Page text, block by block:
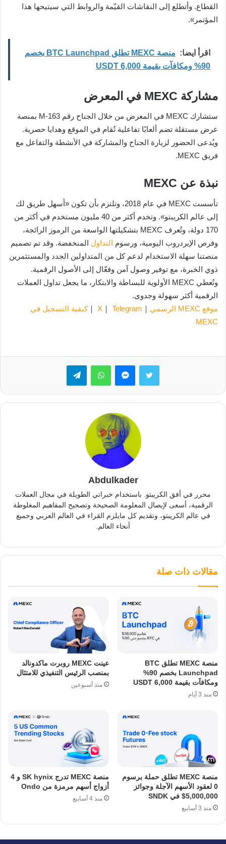
القطاع. وأتطلع إلى النقاشات القيّمة والروابط التي سيتيحها هذا
المؤتمر».
اقرأ ايضا:
منصة MEXC تطلق BTC Launchpad بخصم
90% ومكافآت بقيمة 6,000 USDT
مشاركة MEXC في المعرض
ستشارك MEXC في المعرض من خلال الجناح رقم M-163 بمنصة
عرض مستقلة تضم ألعابًا تفاعلية تُقام في الموقع وهدايا حصرية.
ويُدعى الحضور لزيارة الجناح والمشاركة في الأنشطة والتفاعل مع
فريق MEXC.
نبذة عن MEXC
تأسست MEXC في عام 2018، وتلتزم بأن تكون «أسهل طريق لك
إلى عالم الكريبتو». وتخدم أكثر من 40 مليون مستخدم في أكثر من
170 دولة، وتُعرف MEXC بتشكيلتها الواسعة من الرموز الرائجة،
وفرص الإيردروب اليومية، ورسوم التداول المنخفضة. وقد تم تصميم
منصتنا سهلة الاستخدام لدعم كل من المتداولين الجدد والمستثمرين
ذوي الخبرة، مع توفير وصول آمن وفعّال إلى الأصول الرقمية.
وتُعطي MEXC الأولوية للبساطة والابتكار، ما يجعل تداول العملات
الرقمية أكثر سهولة وجدوى.
موقع MEXC الرسمي
｜
X ｜ Telegram
｜كيفية التسجيل في
MEXC
تويتر ماسنجرواتساب تيلقرام
Abdulkader
محرر في أفق الكريبتو. باستخدام خبراتي الطويلة في مجال العملات
الرقمية، أسعى لإيصال المعلومة الصحيحة وتصحيح المفاهيم المغلوطة
في عالم الكريبتو، وتقديم كل مايلزم القراء في العالم العربي وجميع
أنحاء العالم.
مقالات ذات صلة
منصة MEXC تطلق BTC
Launchpad بخصم 90%
ومكافآت بقيمة 6,000 USDT
منذ 3 أيام
عينت MEXC روبرت ماكدونالد
بمنصب الرئيس التنفيذي للامتثال
منذ أسبوعين
منصة MEXC تطلق حملة برسوم
0 لعقود الأسهم الآجلة وجوائز
5,000,000$ في SNDK
منذ 3 أسابيع
منصة MEXC تدرج SK hynix و 4
أزواج أسهم مرمزة من Ondo
منذ 4 أسابيع